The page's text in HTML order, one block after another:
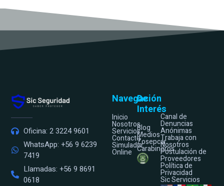
Oficina: 2 3224 9601
WhatsApp: +56 9 6239
7419
Llamadas: +56 9 8691
0618
Navegación
Inicio
Nosotros
Servicios
Contacto
Simulador
Online
De
Interés
Blog
Medios
Zosepcar
Carabineros
Canal de
Denuncias
Anónimas
Trabaja con
Nosotros
Postulación de
Proveedores
Política de
Privacidad
Sic Servicios